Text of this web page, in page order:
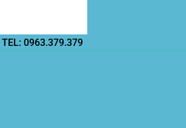
TEL: 0963.379.379